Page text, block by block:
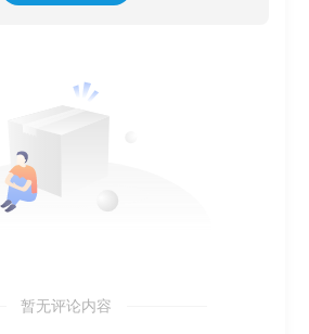
暂无评论内容